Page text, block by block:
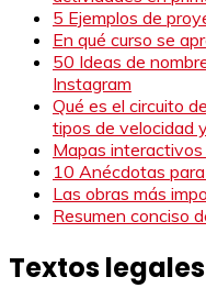
5 Ejemplos de
En qué curso se
50 Ideas de
Instagram
Qué es el circuito
tipos de velocidad
Mapas
10 Anécdotas
Las obras más
Resumen conciso
Textos legales